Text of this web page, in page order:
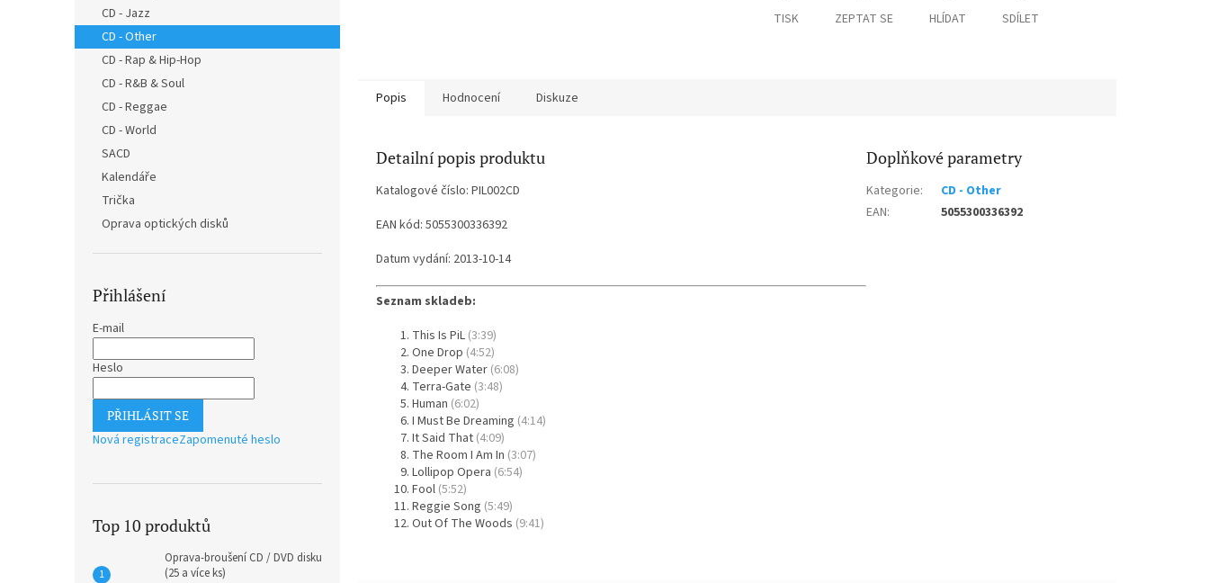
CD - Jazz
CD - Other
CD - Rap & Hip-Hop
CD - R&B & Soul
CD - Reggae
CD - World
SACD
Kalendáře
Trička
Oprava optických disků
Přihlášení
E-mail
Heslo
PŘIHLÁSIT SE
Nová registraceZapomenuté heslo
Top 10 produktů
Oprava-broušení CD / DVD disku
(25 a více ks)
TISK ZEPTAT SE HLÍDAT SDÍLET
Popis Hodnocení Diskuze
Detailní popis produktu
Katalogové číslo: PIL002CD
EAN kód: 5055300336392
Datum vydání: 2013-10-14
Seznam skladeb:
This Is PiL (3:39)
One Drop (4:52)
Deeper Water (6:08)
Terra-Gate (3:48)
Human (6:02)
I Must Be Dreaming (4:14)
It Said That (4:09)
The Room I Am In (3:07)
Lollipop Opera (6:54)
Fool (5:52)
Reggie Song (5:49)
Out Of The Woods (9:41)
Doplňkové parametry
Kategorie:
CD - Other
EAN: 5055300336392